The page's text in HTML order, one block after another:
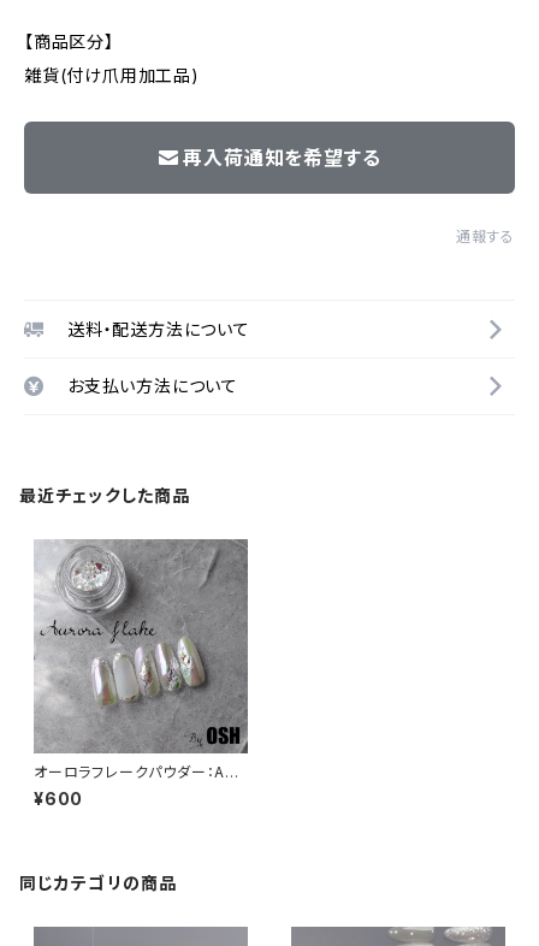
【商品区分】
雑貨(付け爪用加工品)
再入荷通知を希望する
通報する
送料・配送方法について
お支払い方法について
最近チェックした商品
オーロラフレークパウダー：Ang
el aura
¥600
同じカテゴリの商品